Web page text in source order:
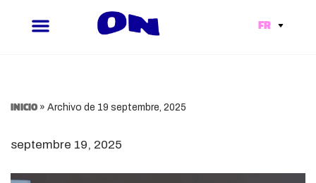
FR
Inicio » Archivo de 19 septembre, 2025
septembre 19, 2025